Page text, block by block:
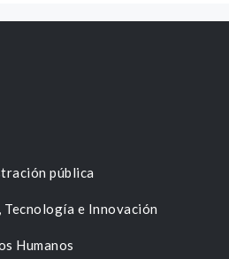
pública
Tecnología e Innovación
Humanos